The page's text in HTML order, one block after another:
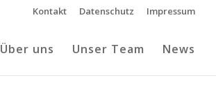
Kontakt Datenschutz Impressum
Über uns Unser Team News